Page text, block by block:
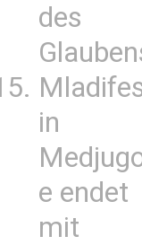
des
in
e endet
mit